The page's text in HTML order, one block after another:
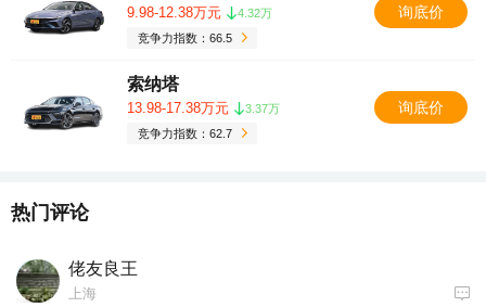
9.98-12.38万元
4.32万
竞争力指数：66.5
询底价
索纳塔
13.98-17.38万元
3.37万
竞争力指数：62.7
询底价
热门评论
佬友良王
上海